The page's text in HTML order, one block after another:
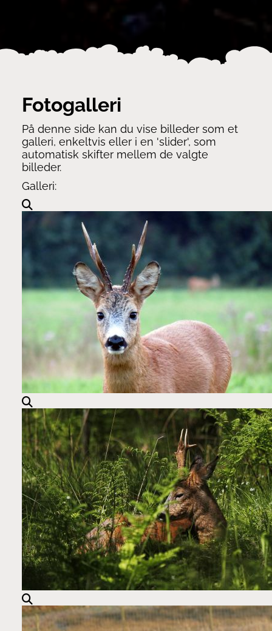
Fotogalleri
På denne side kan du vise billeder som et
galleri, enkeltvis eller i en 'slider', som
automatisk skifter mellem de valgte
billeder.
Galleri: